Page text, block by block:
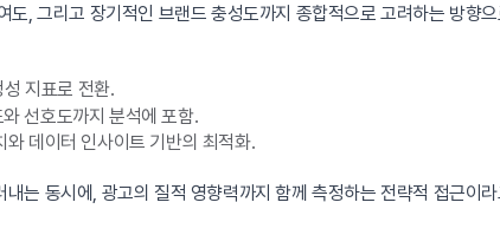
, 그리고 장기적인 브랜드 충성도까지 종합적으로 고려하는 방향
성 지표로 전환.
선호도까지 분석에 포함.
데이터 인사이트 기반의 최적화.
는 동시에, 광고의 질적 영향력까지 함께 측정하는 전략적 접근이